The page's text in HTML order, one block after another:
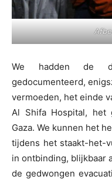
We hadden de
gedocumenteerd,
vermoeden, het einde
Al Shifa Hospital, het
Gaza. We kunnen het
tijdens het staakt-het-
in ontbinding, blijkbaar
de gedwongen